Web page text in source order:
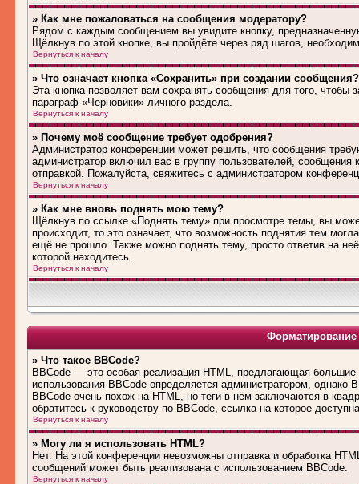
» Как мне пожаловаться на сообщения модератору?
Рядом с каждым сообщением вы увидите кнопку,
Щёлкнув по этой кнопке, вы пройдёте через ряд шагов,
Вернуться к началу
» Что означает кнопка «Сохранить» при создании сообщения?
Эта кнопка позволяет вам сохранять сообщения для того, чтобы
параграф «Черновики» личного раздела.
Вернуться к началу
» Почему моё сообщение требует одобрения?
Администратор конференции может решить, что сообщения
администратор включил вас в группу пользователей,
отправкой. Пожалуйста, свяжитесь с администратором
Вернуться к началу
» Как мне вновь поднять мою тему?
Щёлкнув по ссылке «Поднять тему» при просмотре темы, вы
происходит, то это означает, что возможность поднятия тем
ещё не прошло. Также можно поднять тему, просто ответив на
которой находитесь.
Вернуться к началу
» Что такое BBCode?
BBCode — это особая реализация HTML, предлагающая
использования BBCode определяется администратором,
BBCode очень похож на HTML, но теги в нём заключаются в
обратитесь к руководству по BBCode, ссылка на которое
Вернуться к началу
» Могу ли я использовать HTML?
Нет. На этой конференции невозможны отправка и обработка
сообщений может быть реализована с использованием BBCode.
Вернуться к началу